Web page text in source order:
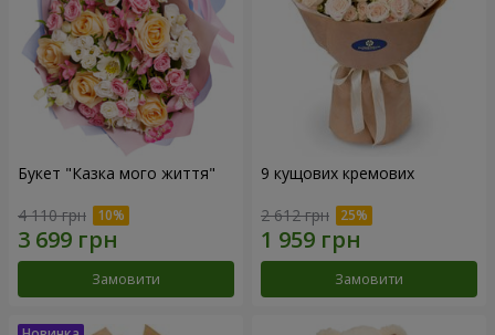
Букет "Казка мого життя"
4 110 грн
Замовити
9 кущових кремових
2 612 грн
Замовити